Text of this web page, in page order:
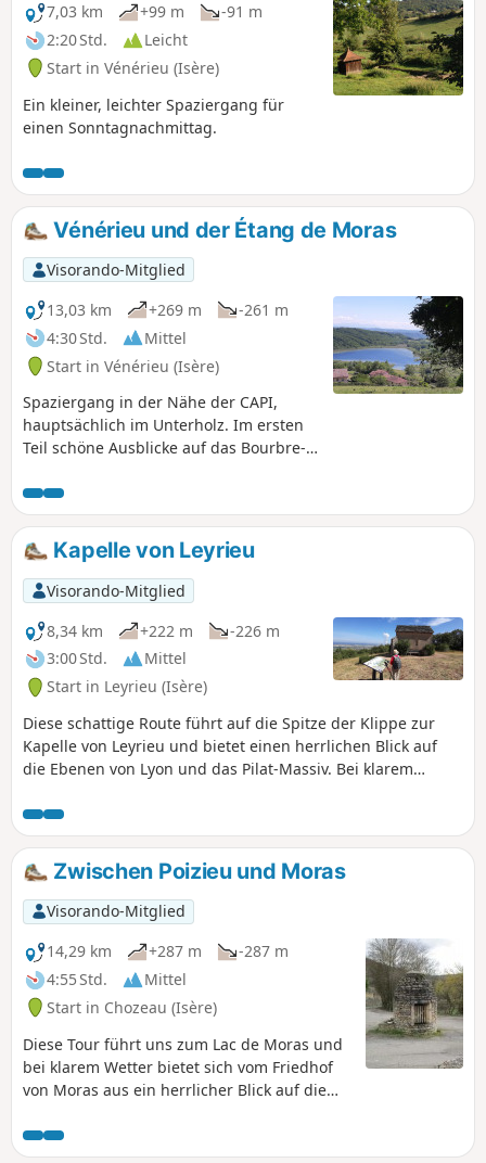
7,03 km
+99 m
-91 m
2:20 Std.
Leicht
Start in Vénérieu (Isère)
Ein kleiner, leichter Spaziergang für
einen Sonntagnachmittag.
Vénérieu und der Étang de Moras
Visorando-Mitglied
13,03 km
+269 m
-261 m
4:30 Std.
Mittel
Start in Vénérieu (Isère)
Spaziergang in der Nähe der CAPI,
hauptsächlich im Unterholz. Im ersten
Teil schöne Ausblicke auf das Bourbre-
Auf dem Rückweg geht es am Étang de
Moras entlang, aber das Schilf versperrt
die Sicht auf das Ufer. Einige
Backhäuser und Waschhäuser säumen
den Weg. Gelbe Wegmarkierungen
entlang der gesamten Strecke. Je nach
Tempo und Fotostopps sollten Sie
zwischen 3 und 4 Stunden einplanen.
Kapelle von Leyrieu
Visorando-Mitglied
8,34 km
+222 m
-226 m
3:00 Std.
Mittel
Start in Leyrieu (Isère)
Diese schattige Route führt auf die Spitze der Klippe zur
Kapelle von Leyrieu und bietet einen herrlichen Blick auf
die Ebenen von Lyon und das Pilat-Massiv. Bei klarem
entdecken.
Zwischen Poizieu und Moras
Visorando-Mitglied
14,29 km
+287 m
-287 m
4:55 Std.
Mittel
Start in Chozeau (Isère)
Diese Tour führt uns zum Lac de Moras und
bei klarem Wetter bietet sich vom Friedhof
von Moras aus ein herrlicher Blick auf die